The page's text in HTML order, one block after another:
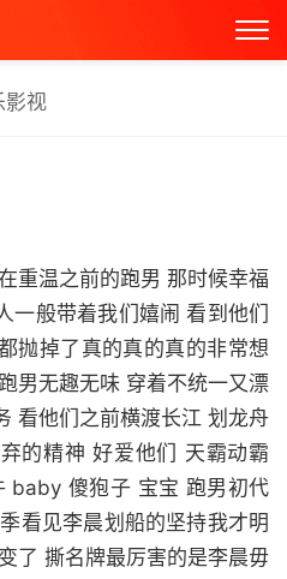
影视
重温之前的跑男 那时候幸福
一般带着我们嬉闹 看到他们
抛掉了真的真的真的非常想
男无趣无味 穿着不统一又漂
看他们之前横渡长江 划龙舟
的精神 好爱他们 天霸动霸
baby 傻狍子 宝宝 跑男初代
看见李晨划船的坚持我才明
了 撕名牌最厉害的是李晨毋